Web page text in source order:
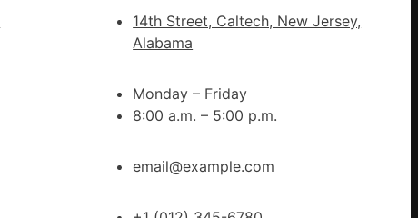
14th Street, Caltech, New Jersey,
Alabama
Monday – Friday
8:00 a.m. – 5:00 p.m.
email@example.com